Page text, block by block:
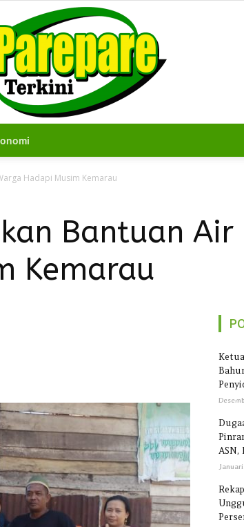
Sulawesi
Hadapi Musim Kemarau
Bantuan
Kemarau
ASN,